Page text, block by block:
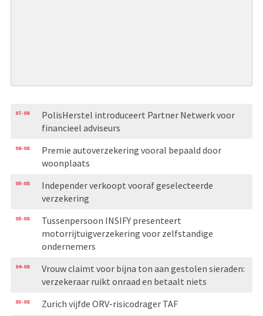
07-08
PolisHerstel introduceert Partner Netwerk voor
financieel adviseurs
06-08
Premie autoverzekering vooral bepaald door
woonplaats
05-08
Independer verkoopt vooraf geselecteerde
verzekering
05-08
Tussenpersoon INSIFY presenteert
motorrijtuigverzekering voor zelfstandige
ondernemers
04-08
Vrouw claimt voor bijna ton aan gestolen sieraden:
verzekeraar ruikt onraad en betaalt niets
03-08 Zurich vijfde ORV-risicodrager TAF